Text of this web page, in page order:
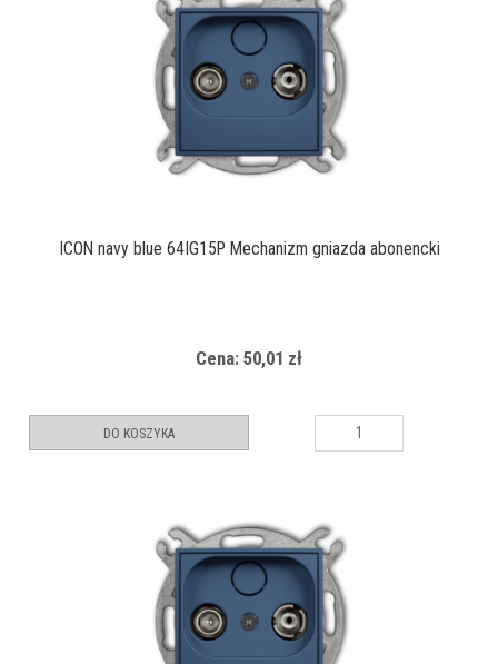
ICON navy blue 64IG15P Mechanizm gniazda abonencki
Cena: 50,01 zł
DO KOSZYKA